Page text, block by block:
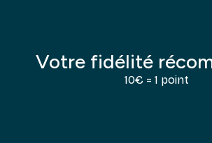
Votre fidélité
10€ = 1 point